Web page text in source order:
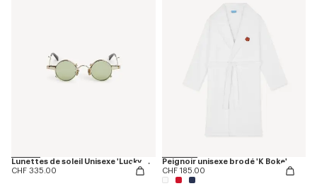
Lunettes de soleil Unisexe 'Lucky Me'
CHF 335.00
Peignoir unisexe brodé 'K Boke'
CHF 185.00